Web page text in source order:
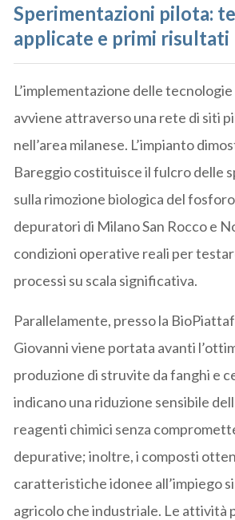
Sperimentazioni pilota:
applicate e primi risultati
L’implementazione delle
avviene attraverso una rete di siti
nell’area milanese. L’impianto
Bareggio costituisce il fulcro delle
sulla rimozione biologica del
depuratori di Milano San Rocco e
condizioni operative reali per
processi su scala significativa.
Parallelamente, presso la
Giovanni viene portata avanti
produzione di struvite da fanghi e
indicano una riduzione sensibile
reagenti chimici senza
depurative; inoltre, i composti
caratteristiche idonee all’impiego
agricolo che industriale. Le attività